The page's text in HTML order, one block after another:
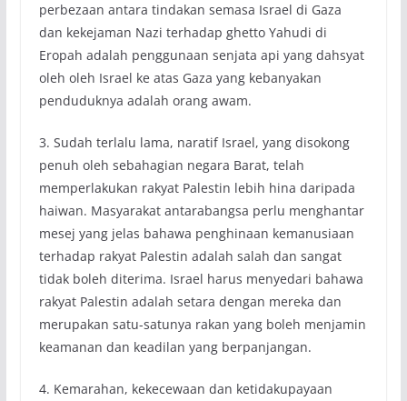
perbezaan antara tindakan semasa Israel di Gaza
dan kekejaman Nazi terhadap ghetto Yahudi di
Eropah adalah penggunaan senjata api yang dahsyat
oleh oleh Israel ke atas Gaza yang kebanyakan
penduduknya adalah orang awam.
3. Sudah terlalu lama, naratif Israel, yang disokong
penuh oleh sebahagian negara Barat, telah
memperlakukan rakyat Palestin lebih hina daripada
haiwan. Masyarakat antarabangsa perlu menghantar
mesej yang jelas bahawa penghinaan kemanusiaan
terhadap rakyat Palestin adalah salah dan sangat
tidak boleh diterima. Israel harus menyedari bahawa
rakyat Palestin adalah setara dengan mereka dan
merupakan satu-satunya rakan yang boleh menjamin
keamanan dan keadilan yang berpanjangan.
4. Kemarahan, kekecewaan dan ketidakupayaan